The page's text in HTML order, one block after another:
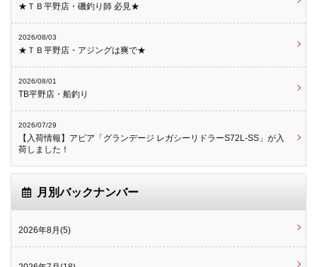
★ＴＢ平野店・磯釣り師 必見★
2026/08/03
★ＴＢ平野店・アジングは爽で★
2026/08/01
TB平野店・船釣り
2026/07/29
【入荷情報】アピア「グランデージ レガシーリドラーS72L-SS」が入
荷しました！
月別バックナンバー
2026年8月(5)